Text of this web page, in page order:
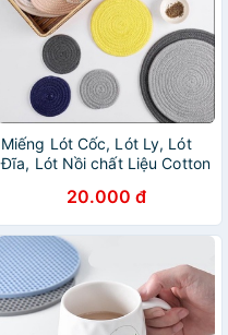
Miếng Lót Cốc, Lót Ly, Lót
Đĩa, Lót Nồi chất Liệu Cotton
Nước Bằng Vải Bện Xinh Xắn
20.000 đ